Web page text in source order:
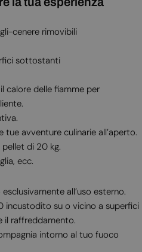
cenere rimovibili
sottostanti
calore delle fiamme per
avventure culinarie all’aperto.
di 20 kg.
ecc.
all’uso esterno.
incustodito su o vicino a superfici
il raffreddamento.
intorno al tuo fuoco